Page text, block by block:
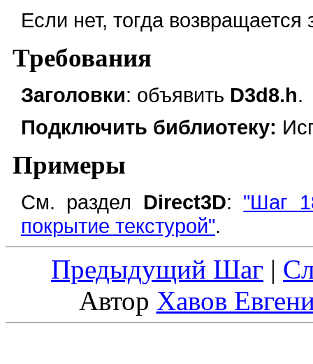
Если нет, тогда возвращается
Требования
Заголовки: объявить D3d8.h.
Подключить библиотеку:
Примеры
См. раздел Direct3D: "Шаг
покрытие текстурой".
Предыдущий Шаг |
Автор Хавов